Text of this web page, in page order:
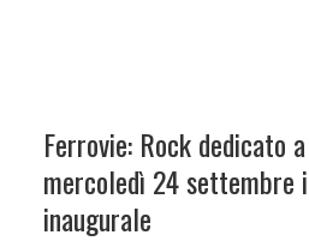
Ferrovie: Rock dedicato
mercoledì 24 settembre
inaugurale